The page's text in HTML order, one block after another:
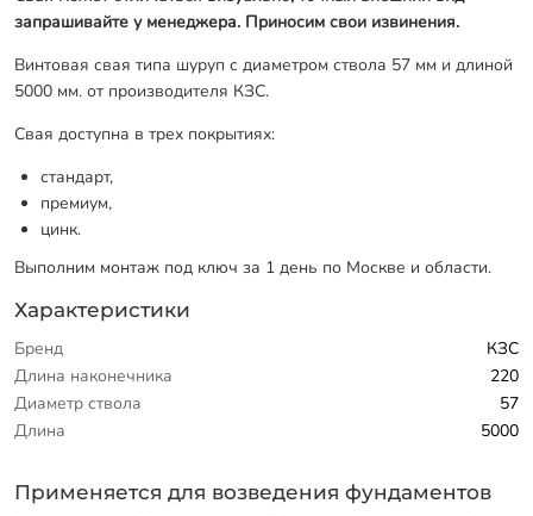
запрашивайте у менеджера. Приносим свои извинения.
Винтовая свая типа шуруп с диаметром ствола 57 мм и длиной
5000 мм. от производителя КЗС.
Свая доступна в трех покрытиях:
стандарт,
премиум,
цинк.
Выполним монтаж под ключ за 1 день по Москве и области.
Характеристики
Бренд
КЗС
Длина наконечника
220
Диаметр ствола
57
Длина
5000
Применяется для возведения фундаментов